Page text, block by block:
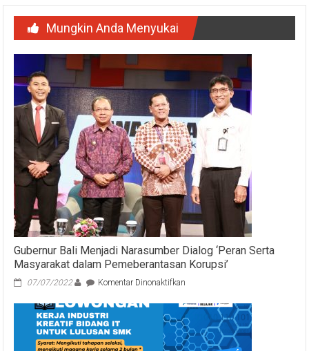
Mungkin Anda Menyukai
Gubernur Bali Menjadi Narasumber Dialog ‘Peran Serta
Masyarakat dalam Pemeberantasan Korupsi’
07/07/2022 Komentar Dinonaktifkan
Bali
Menjadi
Narasumber
Dialog